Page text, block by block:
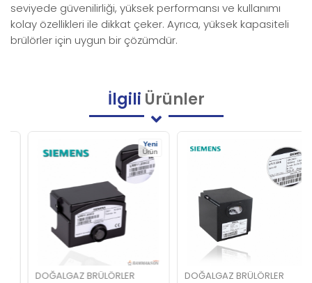
seviyede güvenilirliği, yüksek performansı ve kullanımı
kolay özellikleri ile dikkat çeker. Ayrıca, yüksek kapasiteli
brülörler için uygun bir çözümdür.
İlgili Ürünler
Yeni
Ürün
DOĞALGAZ BRÜLÖRLER DOĞALGAZ BRÜLÖRLER